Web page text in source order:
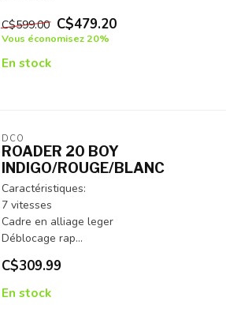
C$599.00 C$479.20
Vous économisez 20%
En stock
DCO
ROADER 20 BOY
INDIGO/ROUGE/BLANC
Caractéristiques:
7 vitesses
Cadre en alliage leger
Déblocage rap...
C$309.99
En stock